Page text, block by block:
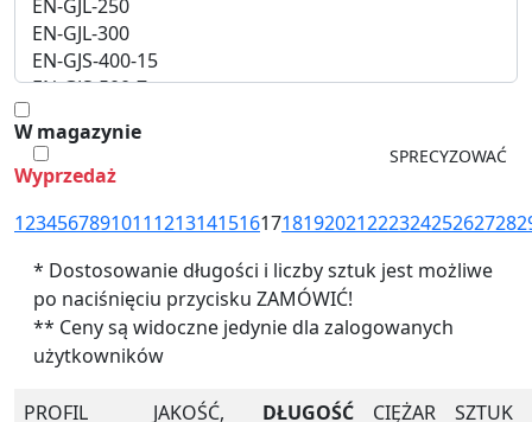
W magazynie
Wyprzedaż
12345678910111213141516171819202122232425262728
* Dostosowanie długości i liczby sztuk jest możliwe
po naciśnięciu przycisku ZAMÓWIĆ!
** Ceny są widoczne jedynie dla zalogowanych
użytkowników
PROFIL
JAKOŚĆ,
DŁUGOŚĆ
CIĘŻAR
SZTUK